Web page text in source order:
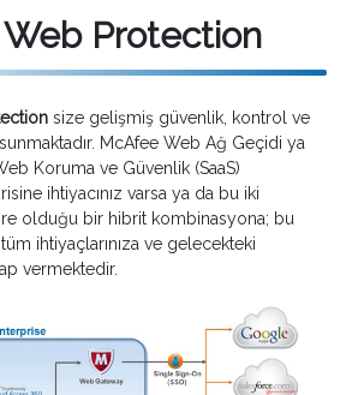
Protection
size gelişmiş güvenlik, kontrol ve
McAfee Web Ağ Geçidi ya
Koruma ve Güvenlik (SaaS)
ihtiyacınız varsa ya da bu iki
olduğu bir hibrit kombinasyona; bu
ihtiyaçlarınıza ve gelecekteki
vermektedir.